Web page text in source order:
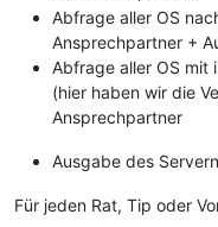
Abfrage aller OS
Ansprechpartner +
Abfrage aller OS mit
(hier haben wir die
Ansprechpartner
Ausgabe des
Für jeden Rat, Tip oder